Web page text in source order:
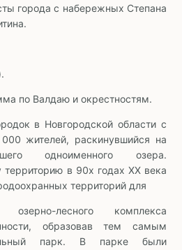
города с набережных Степана
по Валдаю и окрестностям.
в Новгородской области с
жителей, раскинувшийся на
одноименного озера.
в 90х годах XX века
территорий для
лесного комплекса
образовав тем самым
парк. В парке были